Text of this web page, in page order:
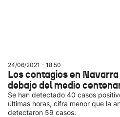
24/06/2021 - 18:50
Los contagios en
debajo del medio
Se han detectado 40 casos
últimas horas, cifra menor que la
detectaron 59 casos.